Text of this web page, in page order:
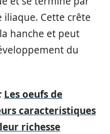
iliaque. Cette crête
hanche et peut
du
Les oeufs de
caracteristiques
richesse